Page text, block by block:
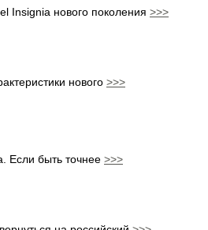
Insignia нового поколения >>>
нового >>>
Если быть точнее >>>